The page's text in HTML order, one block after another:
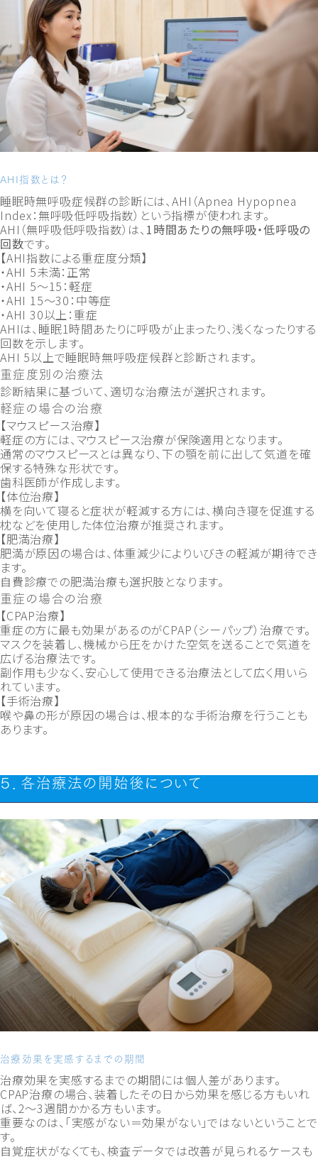
AHI指数とは？
睡眠時無呼吸症候群の診断には、AHI（Apnea Hypopnea
Index：無呼吸低呼吸指数）という指標が使われます。
AHI（無呼吸低呼吸指数）は、 1時間あたりの無呼吸・低呼吸の
回数です。
【AHI指数による重症度分類】
・AHI 5未満：正常
・AHI 5～15：軽症
・AHI 15～30：中等症
・AHI 30以上：重症
AHIは、睡眠1時間あたりに呼吸が止まったり、浅くなったりする
回数を示します。
AHI 5以上で睡眠時無呼吸症候群と診断されます。
重症度別の治療法
診断結果に基づいて、適切な治療法が選択されます。
軽症の場合の治療
【マウスピース治療】
軽症の方には、マウスピース治療が保険適用となります。
通常のマウスピースとは異なり、下の顎を前に出して気道を確
保する特殊な形状です。
歯科医師が作成します。
【体位治療】
横を向いて寝ると症状が軽減する方には、横向き寝を促進する
枕などを使用した体位治療が推奨されます。
【肥満治療】
肥満が原因の場合は、体重減少によりいびきの軽減が期待でき
ます。
自費診療での肥満治療も選択肢となります。
重症の場合の治療
【CPAP治療】
重症の方に最も効果があるのがCPAP（シーパップ）治療です。
マスクを装着し、機械から圧をかけた空気を送ることで気道を
広げる治療法です。
副作用も少なく、安心して使用できる治療法として広く用いら
れています。
【手術治療】
喉や鼻の形が原因の場合は、根本的な手術治療を行うことも
あります。
５．各治療法の開始後について
治療効果を実感するまでの期間
治療効果を実感するまでの期間には個人差があります。
CPAP治療の場合、装着したその日から効果を感じる方もいれ
ば、2〜3週間かかる方もいます。
重要なのは、「実感がない＝効果がない」ではないということで
す。
自覚症状がなくても、検査データでは改善が見られるケースも